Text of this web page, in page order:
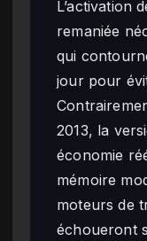
L’activation
remaniée
qui
jour pour
2013, la
économie
mémoire
moteurs de
échoueront